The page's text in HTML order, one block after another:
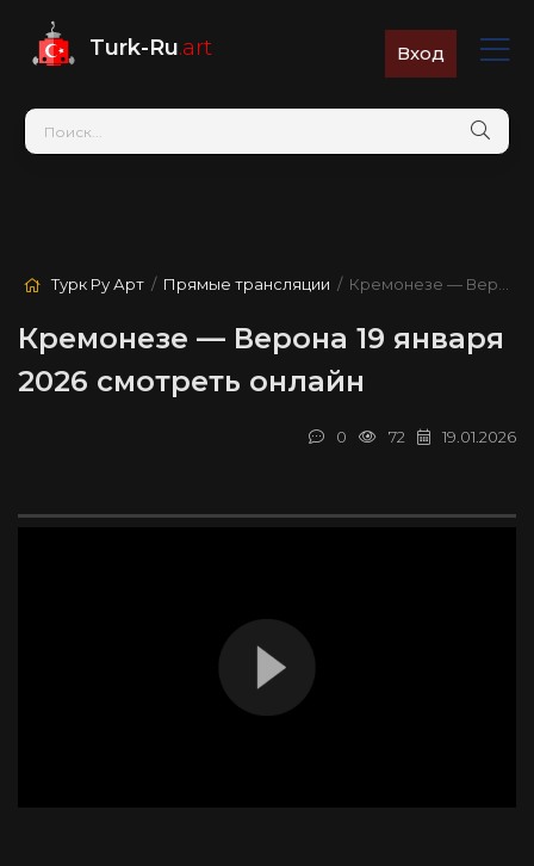
Turk-Ru.art Вход
Турк Ру Арт / Прямые трансляции / Кремонезе — Верона
Кремонезе — Верона 19 января
2026 смотреть онлайн
19.01.2026
72
0